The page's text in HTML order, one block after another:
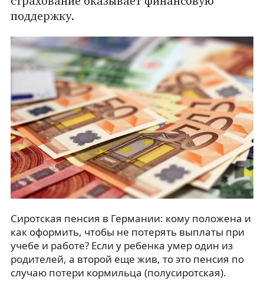
поддержку.
Сиротская пенсия в Германии: кому положена и
как оформить, чтобы не потерять выплаты при
учебе и работе? Если у ребенка умер один из
родителей, а второй еще жив, то это пенсия по
случаю потери кормильца (полусиротская).